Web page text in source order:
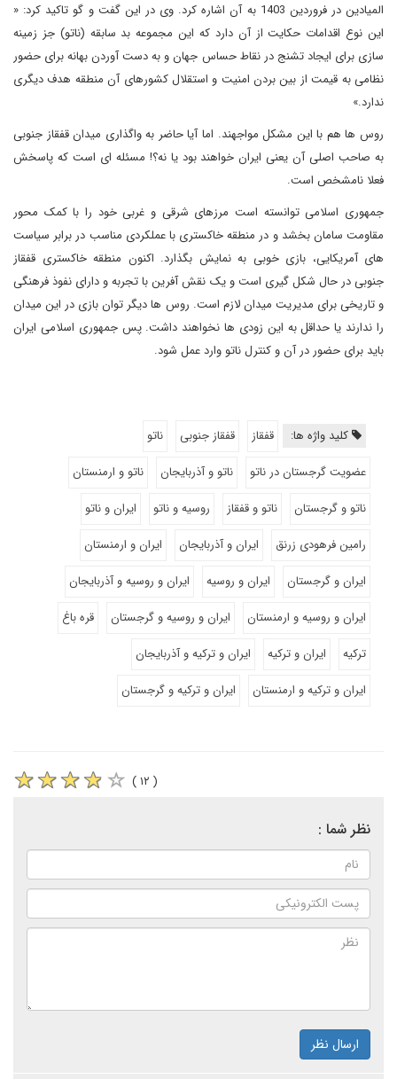
المیادین در فروردین 1403 به آن اشاره کرد. وی در این گفت و گو تاکید کرد: «
این نوع اقدامات حکایت از آن دارد که این مجموعه بد سابقه (ناتو) جز زمینه
سازی برای ایجاد تشنج در نقاط حساس جهان و به دست آوردن بهانه برای حضور
نظامی به قیمت از بین بردن امنیت و استقلال کشورهای آن منطقه هدف دیگری
ندارد.»
روس ها هم با این مشکل مواجهند. اما آیا حاضر به واگذاری میدان قفقاز جنوبی
به صاحب اصلی آن یعنی ایران خواهند بود یا نه؟! مسئله ای است که پاسخش
فعلا نامشخص است.
جمهوری اسلامی توانسته است مرزهای شرقی و غربی خود را با کمک محور
مقاومت سامان بخشد و در منطقه خاکستری با عملکردی مناسب در برابر سیاست
های آمریکایی، بازی خوبی به نمایش بگذارد. اکنون منطقه خاکستری قفقاز
جنوبی در حال شکل گیری است و یک نقش آفرین با تجربه و دارای نفوذ فرهنگی
و تاریخی برای مدیریت میدان لازم است. روس ها دیگر توان بازی در این میدان
را ندارند یا حداقل به این زودی ها نخواهند داشت. پس جمهوری اسلامی ایران
باید برای حضور در آن و کنترل ناتو وارد عمل شود.
کلید واژه ها: قفقاز قفقاز جنوبی
ناتو
عضویت گرجستان در ناتو
ناتو و آذربایجان
ناتو و ارمنستان
ناتو و گرجستان
ناتو و قفقاز روسیه و ناتو
ایران و ناتو
رامین فرهودی زرنق
ایران و آذربایجان
ایران و ارمنستان
ایران و گرجستان
ایران و روسیه
ایران و روسیه و آذربایجان
ایران و روسیه و ارمنستان
ایران و روسیه و گرجستان
قره باغ
ترکیه
ایران و ترکیه
ایران و ترکیه و آذربایجان
ایران و ترکیه و ارمنستان
ایران و ترکیه و گرجستان
( ۱۲ )
نظر شما :
ارسال نظر